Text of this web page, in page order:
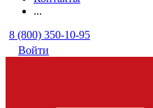
...
8 (800) 350-10-95
Войти